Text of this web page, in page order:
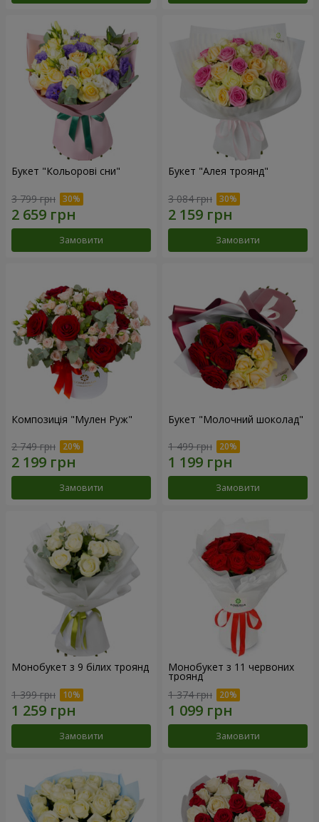
Букет "Кольорові сни"
3 799 грн
Замовити
Букет "Алея троянд"
3 084 грн
Замовити
Композиція "Мулен Руж"
2 749 грн
Замовити
Букет "Молочний шоколад"
1 499 грн
Замовити
Монобукет з 9 білих троянд
1 399 грн
Замовити
Монобукет з 11 червоних
троянд
1 374 грн
Замовити